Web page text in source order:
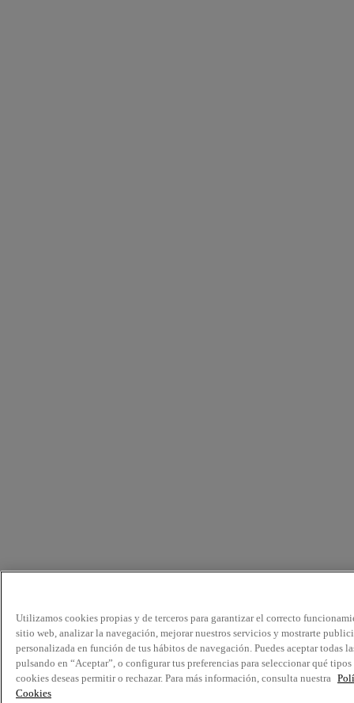
Utilizamos cookies propias y de terceros para garantizar el correcto
sitio web, analizar la navegación, mejorar nuestros servicios y mostrarte
personalizada en función de tus hábitos de navegación. Puedes aceptar todas
pulsando en “Aceptar”, o configurar tus preferencias para seleccionar qué tipos
cookies deseas permitir o rechazar. Para más información, consulta nuestra
Cookies